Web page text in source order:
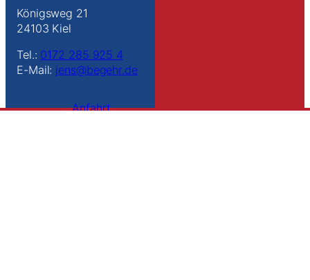
Königsweg 21
24103 Kiel
Tel.: 0172 285 925 4
E-Mail: jens@begehr.de
Anfahrt